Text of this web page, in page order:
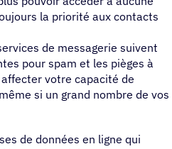
la priorité aux contacts
de messagerie suivent
pour spam et les pièges à
votre capacité de
si un grand nombre de vos
de données en ligne qui